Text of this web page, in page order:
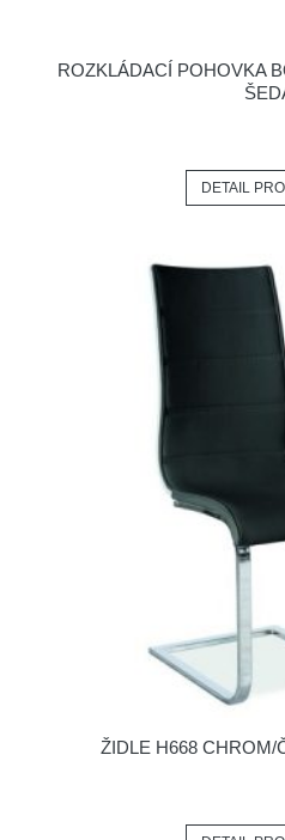
ROZKLÁDACÍ POHOVKA
DETAIL
ŽIDLE H668 CHROM/